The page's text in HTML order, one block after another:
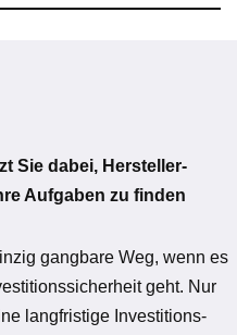
Sie dabei, Hersteller-
Aufgaben zu finden
gangbare Weg, wenn es
geht. Nur
langfristige Investitions-